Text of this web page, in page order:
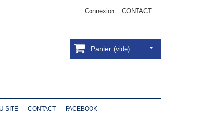
CONTACT
Connexion
Panier (vide)
SITE CONTACT FACEBOOK